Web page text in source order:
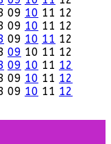
09 10 11 12
09 10 11 12
09 10 11 12
09 10 11 12
09 10 11 12
09 10 11 12
09 10 11 12